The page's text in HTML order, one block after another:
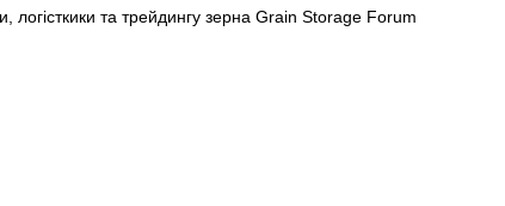
та трейдингу зерна Grain Storage Forum